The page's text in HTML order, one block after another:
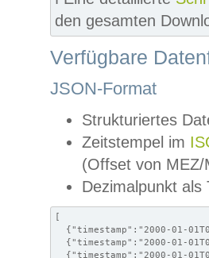
den gesamten
Verfügbare
JSON-Format
Strukturiertes
Zeitstempel im
(Offset von MEZ/
Dezimalpunkt als
[
{"timestamp":"2000-01-
{"timestamp":"2000-01-
{"timestamp":"2000-01-